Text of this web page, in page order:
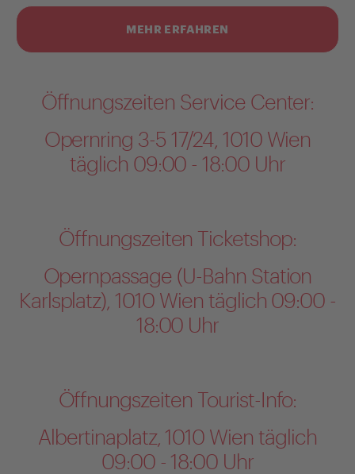
MEHR ERFAHREN
Öffnungszeiten Service Center:
Opernring 3-5 17/24, 1010 Wien
täglich 09:00 - 18:00 Uhr
Öffnungszeiten Ticketshop:
Opernpassage (U-Bahn Station
Karlsplatz), 1010 Wien täglich 09:00 -
18:00 Uhr
Öffnungszeiten Tourist-Info:
Albertinaplatz, 1010 Wien täglich
09:00 - 18:00 Uhr